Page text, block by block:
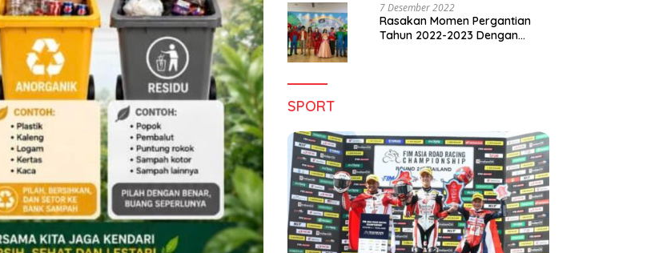
7 Desember 2022
Rasakan Momen Pergantian
Tahun 2022-2023 Dengan
SPORT